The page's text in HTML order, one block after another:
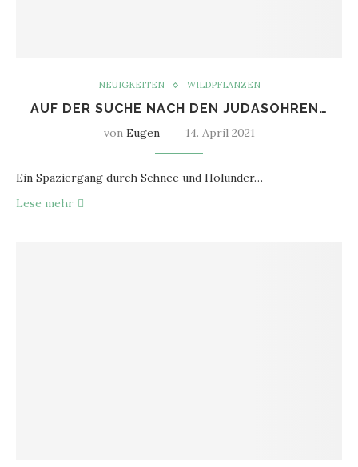
NEUIGKEITEN WILDPFLANZEN
AUF DER SUCHE NACH DEN JUDASOHREN…
von Eugen 14. April 2021
Ein Spaziergang durch Schnee und Holunder…
Lese mehr